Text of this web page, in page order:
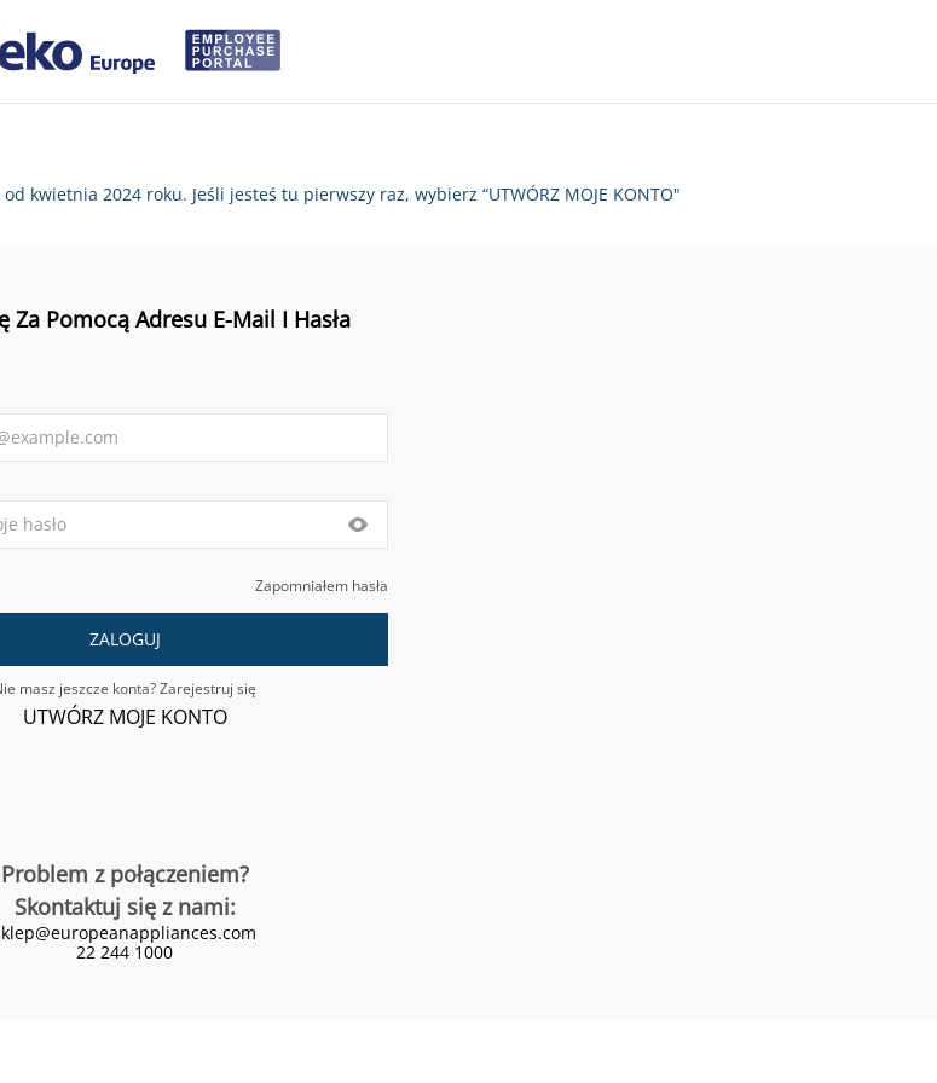
kwietnia 2024 roku. Jeśli jesteś tu pierwszy raz, wybierz “UTWÓRZ MOJE KONTO"
Za Pomocą Adresu E-Mail I Hasła
Zapomniałem hasła
ZALOGUJ
masz jeszcze konta? Zarejestruj się
UTWÓRZ MOJE KONTO
Problem z połączeniem?
Skontaktuj się z nami:
22 244 1000